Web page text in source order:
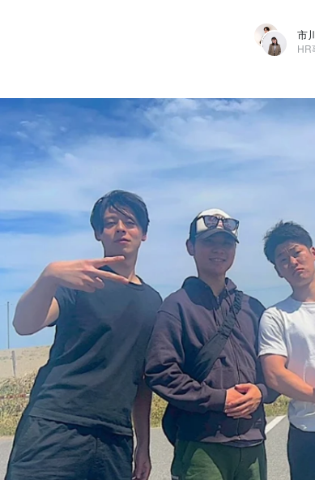
市
HR
市川 理緒
株式会社Nexil / HR事業部